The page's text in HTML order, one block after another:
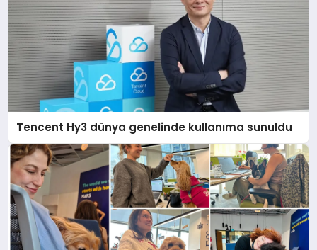
Tencent Hy3 dünya genelinde kullanıma sunuldu